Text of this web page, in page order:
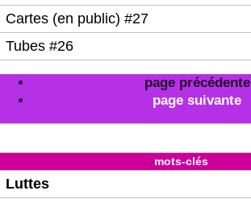
Cartes (en public) #27
Tubes #26
page précédente
page suivante
mots-clés
Luttes